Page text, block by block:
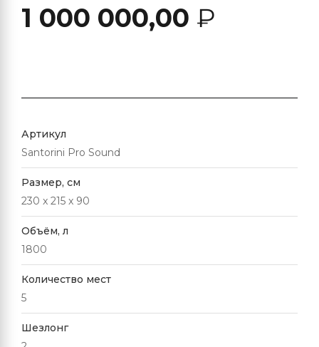
1 000 000,00 ₽
Артикул
Santorini Pro Sound
Размер, см
230 x 215 x 90
Объём, л
1800
Количество мест
5
Шезлонг